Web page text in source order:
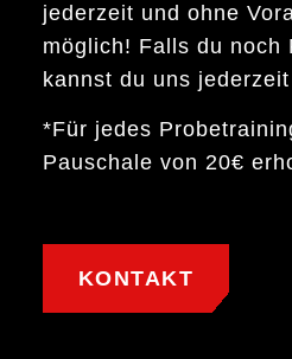
jederzeit und ohne
möglich! Falls du noch
kannst du uns
*Für jedes
Pauschale von 20€
KONTAKT